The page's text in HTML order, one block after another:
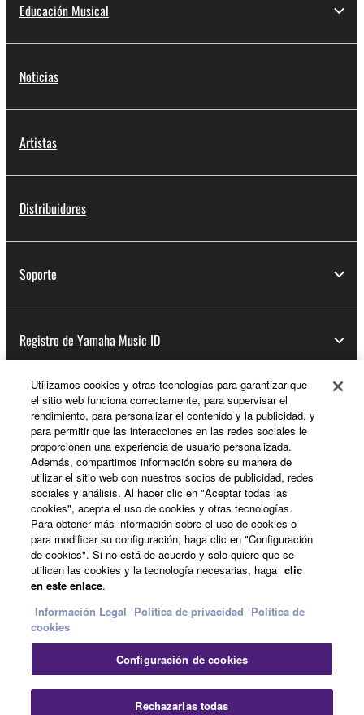
Educación Musical
Noticias
Artistas
Distribuidores
Soporte
Registro de Yamaha Music ID
Acerca de Yamaha
España - Spanish
Empresa
Contacte con nosotrosTerminos de uso
Politica de privacidadPolítica de cookies
Información Legal
Utilizamos cookies y otras tecnologías para garantizar que
el sitio web funciona correctamente, para supervisar el
rendimiento, para personalizar el contenido y la publicidad, y
para permitir que las interacciones en las redes sociales le
proporcionen una experiencia de usuario personalizada.
Además, compartimos información sobre su manera de
utilizar el sitio web con nuestros socios de publicidad, redes
sociales y análisis. Al hacer clic en "Aceptar todas las
cookies", acepta el uso de cookies y otras tecnologías.
Para obtener más información sobre el uso de cookies o
para modificar su configuración, haga clic en "Configuración
de cookies". Si no está de acuerdo y solo quiere que se
utilicen las cookies y la tecnología necesarias, haga clic
en este enlace.
Información Legal Politica de privacidad Política de
cookies
Configuración de cookies
Rechazarlas todas